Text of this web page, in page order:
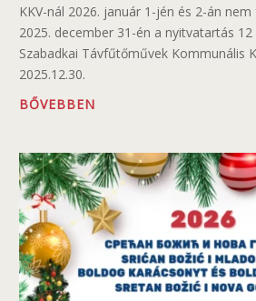
KKV-nál 2026. január 1-jén és 2-án
2025. december 31-én a nyitvatartás
Szabadkai Távfűtőművek Kommunális
2025.12.30.
BŐVEBBEN